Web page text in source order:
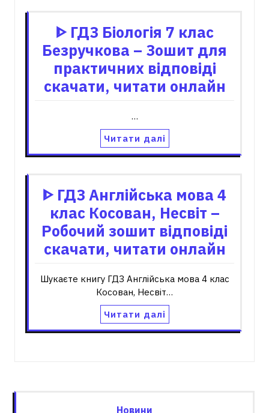
ᐈ ГДЗ Біологія 7 клас
Безручкова – Зошит для
практичних відповіді
скачати, читати онлайн
…
Читати далі
ᐈ ГДЗ Англійська мова 4
клас Косован, Несвіт –
Робочий зошит відповіді
скачати, читати онлайн
Шукаєте книгу ГДЗ Англійська мова 4 клас
Косован, Несвіт…
Читати далі
Новини